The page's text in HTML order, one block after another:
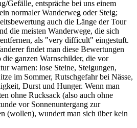
Gefälle, entspräche bei uns einem
normaler Wanderweg oder Steig;
auch die Länge der Tour
die meisten Wanderwege, die sich
als "very difficult" eingestuft.
findet man diese Bewertungen
ganzen Warnschilder, die vor
warnen: lose Steine, Steigungen,
im Sommer, Rutschgefahr bei Nässe,
Durst und Hunger. Wenn man
ohne Rucksack (also auch ohne
vor Sonnenuntergang zur
(wollen), wundert man sich über kein